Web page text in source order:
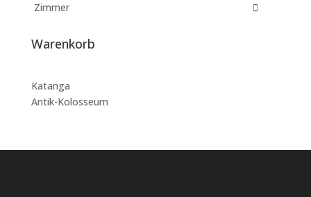
Zimmer
Warenkorb
Katanga
Antik-Kolosseum